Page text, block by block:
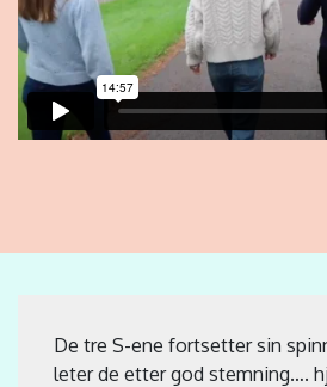
De tre S-ene fortsetter sin
leter de etter god stemning….